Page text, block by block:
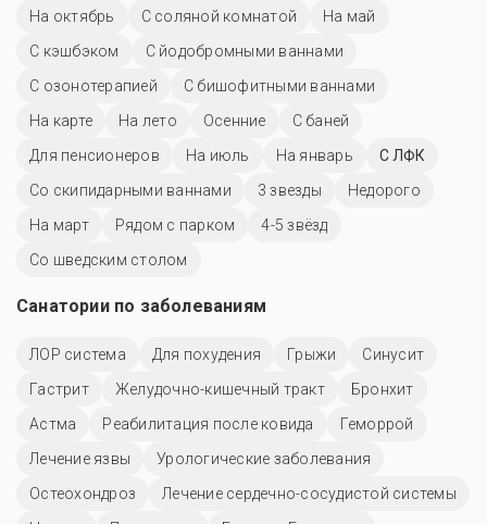
На октябрь
С соляной комнатой
На май
С кэшбэком
С йодобромными ваннами
С озонотерапией
С бишофитными ваннами
На карте
На лето Осенние
С баней
Для пенсионеров
На июль На январь
С ЛФК
Со скипидарными ваннами
3 звезды
Недорого
На март
Рядом с парком
4-5 звёзд
Со шведским столом
Санатории по заболеваниям
ЛОР система Для похудения Грыжи
Синусит
Гастрит
Желудочно-кишечный тракт
Бронхит
Астма
Реабилитация после ковида
Геморрой
Лечение язвы
Урологические заболевания
Остеохондроз
Лечение сердечно-сосудистой системы